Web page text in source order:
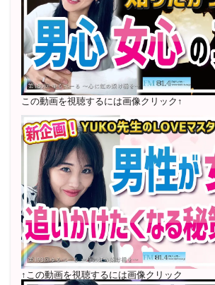
〜2025年5月 個別セッション相談実
2022年6月〜24年7月 自己肯定感を高
ン1000名以上参加
〜2024年7月 恋愛テキスト動画セット
2022年7月〜12月 グループセッショ
様 随時満席
2022年4月 米国NLP協会認定NLPコー
力開発協会認定NLPコーチ資格取得
この動画を視聴するには画像クリック↑
↑この動画を視聴するには画像クリック